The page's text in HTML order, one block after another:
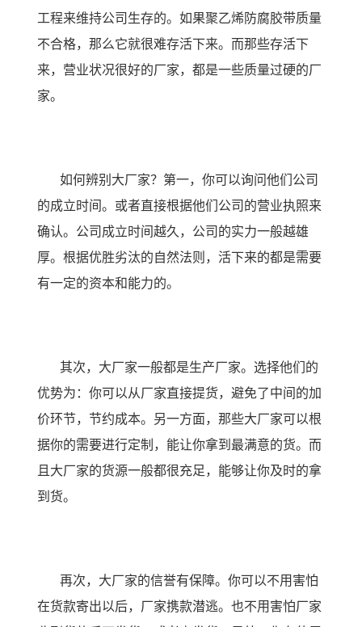
工程来维持公司生存的。如果聚乙烯防腐胶带质量
不合格，那么它就很难存活下来。而那些存活下
来，营业状况很好的厂家，都是一些质量过硬的厂
家。
如何辨别大厂家？第一，你可以询问他们公司
的成立时间。或者直接根据他们公司的营业执照来
确认。公司成立时间越久，公司的实力一般越雄
厚。根据优胜劣汰的自然法则，活下来的都是需要
有一定的资本和能力的。
其次，大厂家一般都是生产厂家。选择他们的
优势为：你可以从厂家直接提货，避免了中间的加
价环节，节约成本。另一方面，那些大厂家可以根
据你的需要进行定制，能让你拿到最满意的货。而
且大厂家的货源一般都很充足，能够让你及时的拿
到货。
再次，大厂家的信誉有保障。你可以不用害怕
在货款寄出以后，厂家携款潜逃。也不用害怕厂家